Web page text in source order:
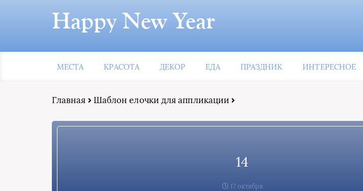
Happy New Year
МЕСТА КРАСОТА ДЕКОР ЕДА ПРАЗДНИК ИНТЕРЕСНОЕ
Главная Шаблон елочки для аппликации
14
17 октября